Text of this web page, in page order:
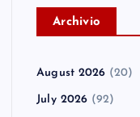
Archivio
August 2026 (20)
July 2026 (92)